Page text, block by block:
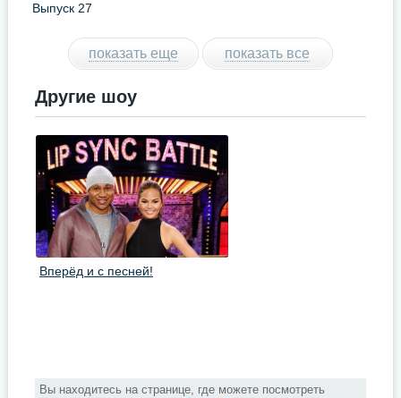
Выпуск 27
показать еще показать все
Другие шоу
Вперёд и с песней!
Вы находитесь на странице, где можете посмотреть